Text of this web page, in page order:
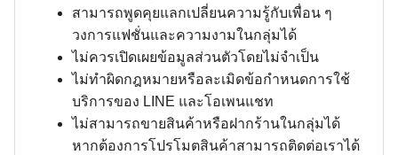
สามารถพูดคุยแลกเปลี่ยนความรู้กับเพื่อน ๆ
วงการแฟชั่นและความงามในกลุ่มได้
ไม่ควรเปิดเผยข้อมูลส่วนตัวโดยไม่จำเป็น
ไม่ทำผิดกฎหมายหรือละเมิดข้อกำหนดการใช้
บริการของ LINE และโอเพนแชท
ไม่สามารถขายสินค้าหรือฝากร้านในกลุ่มได้
หากต้องการโปรโมตสินค้าสามารถติดต่อเราได้